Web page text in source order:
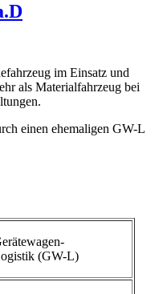
im Einsatz und
als Materialfahrzeug bei
einen ehemaligen GW-L
(GW-L)